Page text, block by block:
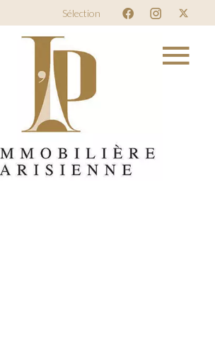
Sélection